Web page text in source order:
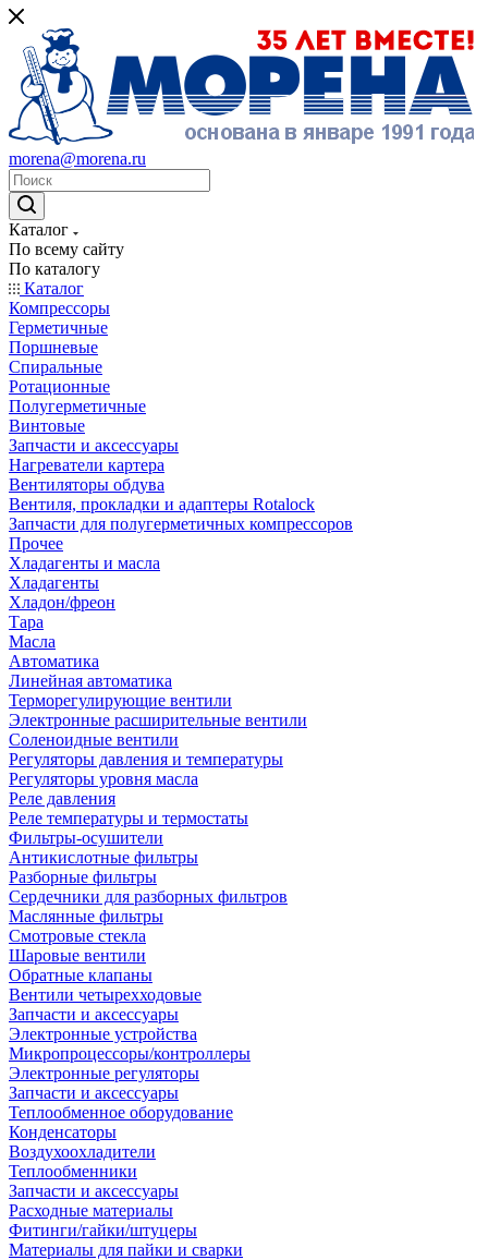
morena@morena.ru
Каталог
По всему сайту
По каталогу
Каталог
Компрессоры
Герметичные
Поршневые
Спиральные
Ротационные
Полугерметичные
Винтовые
Запчасти и аксессуары
Нагреватели картера
Вентиляторы обдува
Вентиля, прокладки и адаптеры Rotalock
Запчасти для полугерметичных компрессоров
Прочее
Хладагенты и масла
Хладагенты
Хладон/фреон
Тара
Масла
Автоматика
Линейная автоматика
Терморегулирующие вентили
Электронные расширительные вентили
Соленоидные вентили
Регуляторы давления и температуры
Регуляторы уровня масла
Реле давления
Реле температуры и термостаты
Фильтры-осушители
Антикислотные фильтры
Разборные фильтры
Сердечники для разборных фильтров
Маслянные фильтры
Смотровые стекла
Шаровые вентили
Обратные клапаны
Вентили четырехходовые
Запчасти и аксессуары
Электронные устройства
Микропроцессоры/контроллеры
Электронные регуляторы
Запчасти и аксессуары
Теплообменное оборудование
Конденсаторы
Воздухоохладители
Теплообменники
Запчасти и аксессуары
Расходные материалы
Фитинги/гайки/штуцеры
Материалы для пайки и сварки